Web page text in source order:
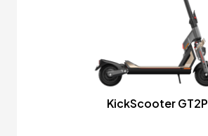
KickScooter GT2P